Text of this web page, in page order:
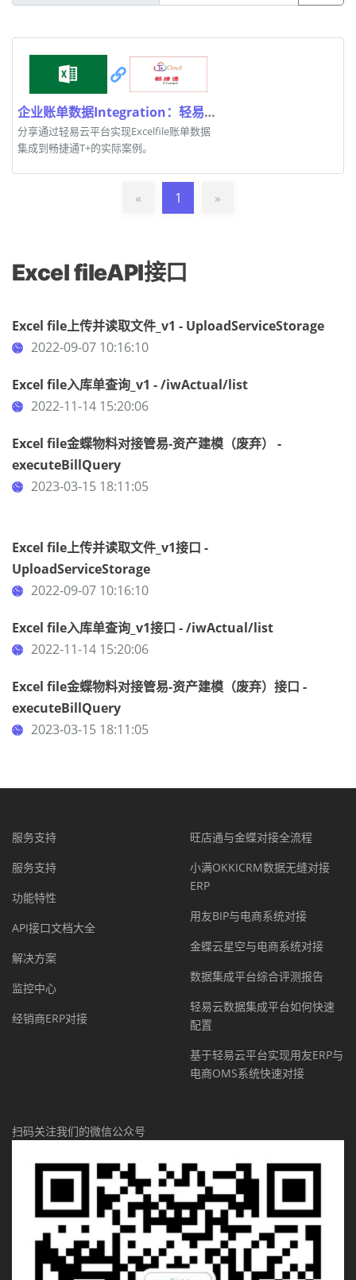
企业账单数据Integration：轻易云平台案例解析
分享通过轻易云平台实现Excelfile账单数据
集成到畅捷通T+的实际案例。
« 1 »
Excel fileAPI接口
Excel file上传并读取文件_v1 - UploadServiceStorage
2022-09-07 10:16:10
Excel file入库单查询_v1 - /iwActual/list
2022-11-14 15:20:06
Excel file金蝶物料对接管易-资产建模（废弃） -
executeBillQuery
2023-03-15 18:11:05
Excel file上传并读取文件_v1接口 -
UploadServiceStorage
2022-09-07 10:16:10
Excel file入库单查询_v1接口 - /iwActual/list
2022-11-14 15:20:06
Excel file金蝶物料对接管易-资产建模（废弃）接口 -
executeBillQuery
2023-03-15 18:11:05
服务支持
服务支持
功能特性
API接口文档大全
解决方案
监控中心
经销商ERP对接
旺店通与金蝶对接全流程
小满OKKICRM数据无缝对接
ERP
用友BIP与电商系统对接
金蝶云星空与电商系统对接
数据集成平台综合评测报告
轻易云数据集成平台如何快速
配置
基于轻易云平台实现用友ERP与
电商OMS系统快速对接
扫码关注我们的微信公众号